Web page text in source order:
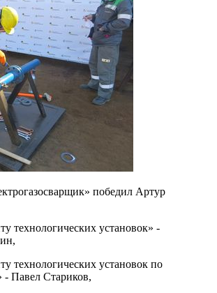
победил Артур
технологических установок» -
технологических установок по
Павел Стариков,